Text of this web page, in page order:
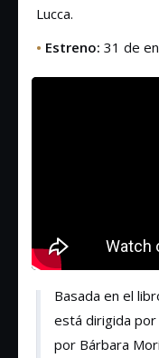
Lucca.
• Estreno: 31 de
Basada en el
está dirigida por
por Bárbara